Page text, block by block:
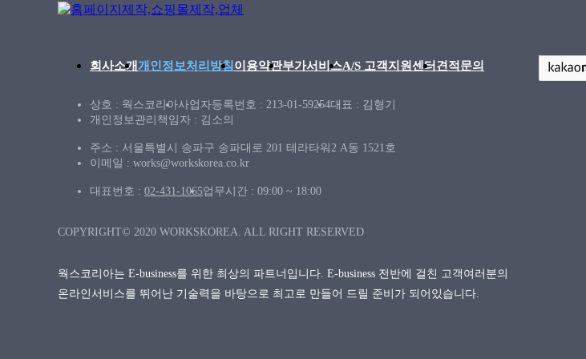
회사소개개인정보처리방침 이용약관부가서비스A/S 고객지원센터견적문의
상호 : 웍스코리아사업자등록번호 : 213-01-59254대표 : 김형기
개인정보관리책임자 : 김소의
주소 : 서울특별시 송파구 송파대로 201 테라타워2 A동 1521호
이메일 : works@workskorea.co.kr
대표번호 : 02-431-1065업무시간 : 09:00 ~ 18:00
COPYRIGHT© 2020 WORKSKOREA. ALL RIGHT RESERVED
웍스코리아는 E-business를 위한 최상의 파트너입니다. E-business 전반에 걸친 고객여러분의
온라인서비스를 뛰어난 기술력을 바탕으로 최고로 만들어 드릴 준비가 되어있습니다.